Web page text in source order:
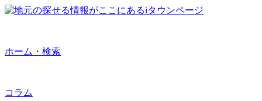
ホーム・検索
コラム